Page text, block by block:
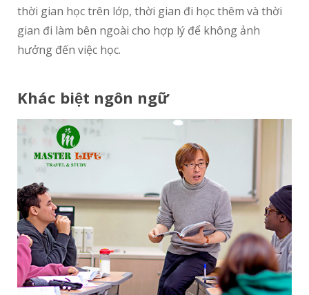
thời gian học trên lớp, thời gian đi học thêm và thời
gian đi làm bên ngoài cho hợp lý để không ảnh
hưởng đến việc học.
Khác biệt ngôn ngữ